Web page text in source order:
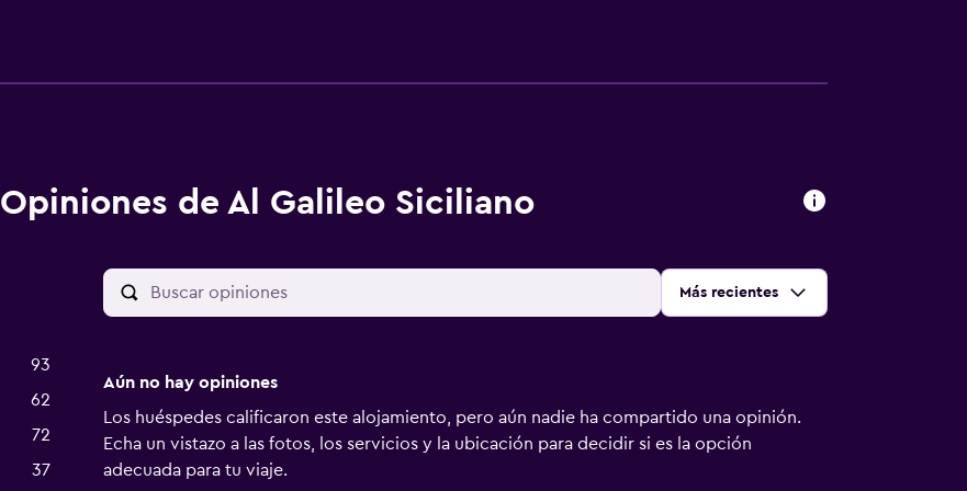
Opiniones de Al Galileo Siciliano
93
62
72
37
Ordenar por:
Más recientes
Aún no hay opiniones
Los huéspedes calificaron este alojamiento, pero aún nadie ha compartido una opinión.
Echa un vistazo a las fotos, los servicios y la ubicación para decidir si es la opción
adecuada para tu viaje.